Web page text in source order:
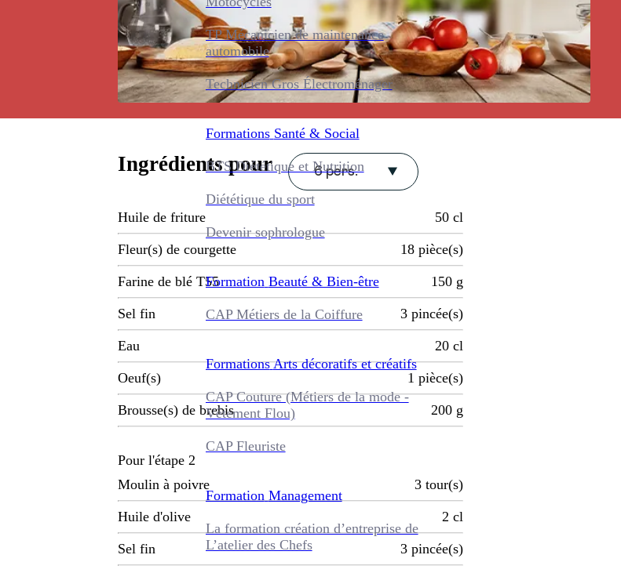
TP Mécanicien de maintenance
automobile
Technicien Gros Électroménager
Formations Santé & Social
BTS Diététique et Nutrition
Diététique du sport
Devenir sophrologue
Formation Beauté & Bien-être
CAP Métiers de la Coiffure
Formations Arts décoratifs et créatifs
CAP Couture (Métiers de la mode -
Vêtement Flou)
CAP Fleuriste
Formation Management
La formation création d’entreprise de
L’atelier des Chefs
Ingrédients pour 6 pers.
Huile de friture 50 cl
Fleur(s) de courgette 18 pièce(s)
Farine de blé T55 150 g
Sel fin 3 pincée(s)
Eau 20 cl
Oeuf(s) 1 pièce(s)
Brousse(s) de brebis 200 g
Pour l'étape 2
Moulin à poivre
3 tour(s)
Huile d'olive 2 cl
Sel fin 3 pincée(s)